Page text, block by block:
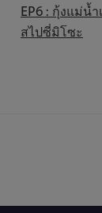
EP6 : กุ้งแม่น้
สไปซี่มิโซะ